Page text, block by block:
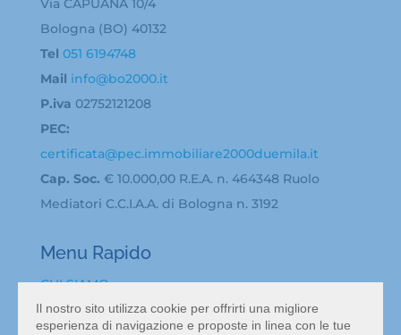
Via CAPUANA 10/4
Bologna (BO) 40132
Tel 051 6194748
Mail info@bo2000.it
P.iva 02752121208
PEC:
certificata@pec.immobiliare2000duemila.it
Cap. Soc. € 10.000,00 R.E.A. n. 464348 Ruolo
Mediatori C.C.I.A.A. di Bologna n. 3192
Menu Rapido
CHI SIAMO
BACHECA ANNUNCI
Il nostro sito utilizza cookie per offrirti una migliore
esperienza di navigazione e proposte in linea con le tue